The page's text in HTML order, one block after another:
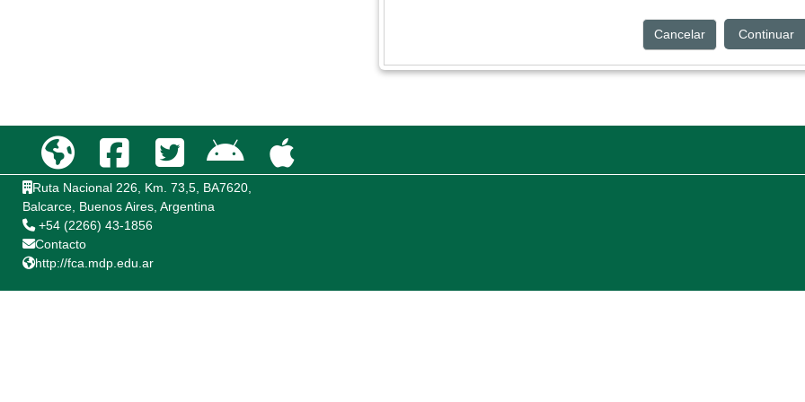
Cancelar Continuar
Ruta Nacional 226, Km. 73,5, BA7620,
Balcarce, Buenos Aires, Argentina
+54 (2266) 43-1856
Contacto
http://fca.mdp.edu.ar